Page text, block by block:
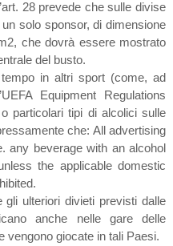
28 prevede che sulle divise
solo sponsor, di dimensione
che dovrà essere mostrato
del busto.
in altri sport (come, ad
Equipment Regulations
particolari tipi di alcolici sulle
che: All advertising
any beverage with an alcohol
the applicable domestic
gli ulteriori divieti previsti dalle
anche nelle gare delle
vengono giocate in tali Paesi.